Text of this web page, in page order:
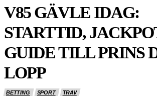
V85 GÄVLE IDAG:
STARTTID,
GUIDE TILL PRINS
LOPP
BETTING SPORT TRAV